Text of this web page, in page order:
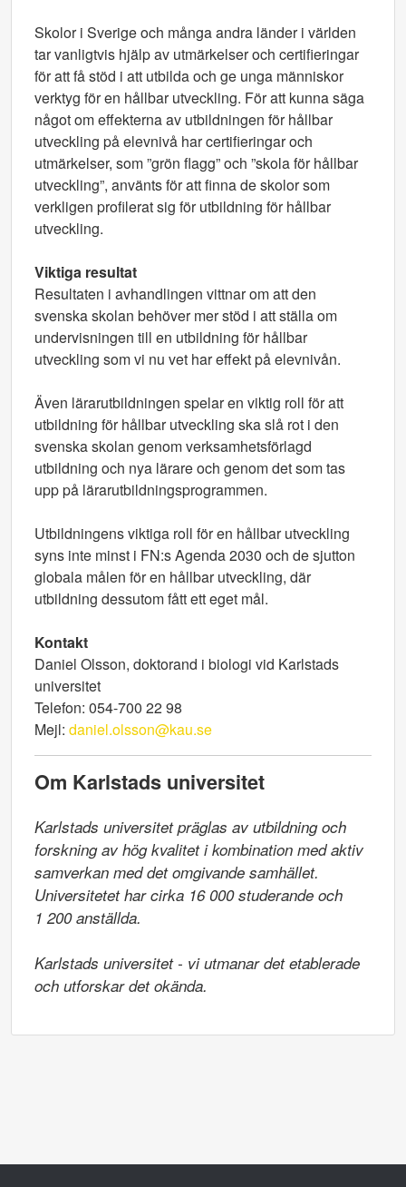
Skolor i Sverige och många andra länder i världen
tar vanligtvis hjälp av utmärkelser och certifieringar
för att få stöd i att utbilda och ge unga människor
verktyg för en hållbar utveckling. För att kunna säga
något om effekterna av utbildningen för hållbar
utveckling på elevnivå har certifieringar och
utmärkelser, som ”grön flagg” och ”skola för hållbar
utveckling”, använts för att finna de skolor som
verkligen profilerat sig för utbildning för hållbar
utveckling.
Viktiga resultat
Resultaten i avhandlingen vittnar om att den
svenska skolan behöver mer stöd i att ställa om
undervisningen till en utbildning för hållbar
utveckling som vi nu vet har effekt på elevnivån.
Även lärarutbildningen spelar en viktig roll för att
utbildning för hållbar utveckling ska slå rot i den
svenska skolan genom verksamhetsförlagd
utbildning och nya lärare och genom det som tas
upp på lärarutbildningsprogrammen.
Utbildningens viktiga roll för en hållbar utveckling
syns inte minst i FN:s Agenda 2030 och de sjutton
globala målen för en hållbar utveckling, där
utbildning dessutom fått ett eget mål.
Kontakt
Daniel Olsson, doktorand i biologi vid Karlstads
universitet
Telefon: 054-700 22 98
Mejl: daniel.olsson@kau.se
Om Karlstads universitet
Karlstads universitet präglas av utbildning och
forskning av hög kvalitet i kombination med aktiv
samverkan med det omgivande samhället.
Universitetet har cirka 16 000 studerande och
1 200 anställda.
Karlstads universitet - vi utmanar det etablerade
och utforskar det okända.